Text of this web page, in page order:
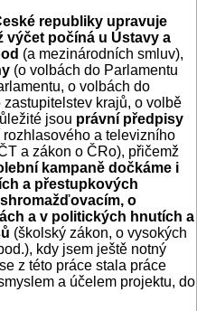
republiky upravuje
výčet počíná u Ústavy a
(a mezinárodních smluv),
(o volbách do Parlamentu
o volbách do
krajů, o volbě
jsou právní předpisy
rozhlasového a televizního
a zákon o ČRo), přičemž
kampaně dočkáme i
a přestupkových
o
a v politických hnutích a
(školský zákon, o vysokých
kdy jsem ještě notný
z této práce stala práce
a účelem projektu, do